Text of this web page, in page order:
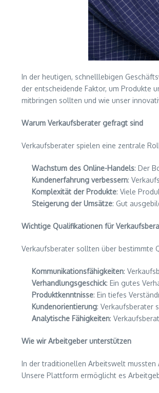
In der heutigen, schnelllebigen
der entscheidende Faktor, um Produkte
mitbringen sollten und wie unser
Warum Verkaufsberater gefragt sind
Verkaufsberater spielen eine zentrale
Wachstum des Online-Handels: Der
Kundenerfahrung verbessern:
Komplexität der Produkte: Viele
Steigerung der Umsätze: Gut
Wichtige Qualifikationen für
Verkaufsberater sollten über bestimmte
Kommunikationsfähigkeiten:
Verhandlungsgeschick: Ein gutes
Produktkenntnisse: Ein tiefes
Kundenorientierung: Verkaufsberater
Analytische Fähigkeiten:
Wie wir Arbeitgeber unterstützen
In der traditionellen Arbeitswelt mussten
Unsere Plattform ermöglicht es